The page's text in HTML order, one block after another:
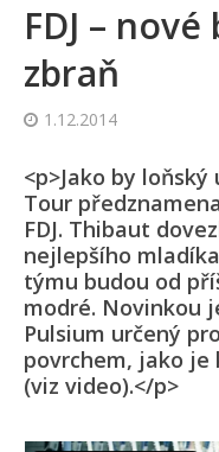
FDJ –
zbraň
1.12.2014
<p>Jako by
Tour
FDJ. Thibaut
nejlepšího
týmu budou od
modré. Novinkou
Pulsium určený
povrchem, jako je
(viz video).</p>